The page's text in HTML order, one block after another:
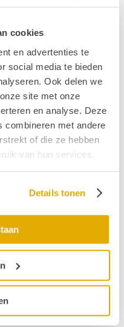
cookies
en advertenties te
social media te bieden
Ook delen we
site met onze
en analyse. Deze
combineren met andere
of die ze hebben
van hun services.
Details tonen
Ga naar binnen.
op: www.nl-
of lees het bericht
informeer anderen.
NL-Alert nog niet
direct informatie bij
informatie op
eenvoudig via